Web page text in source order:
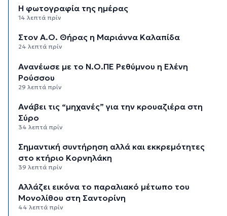
Η φωτογραφία της ημέρας
14 λεπτά πρίν
Στον Α.Ο. Θήρας η Μαριάννα Καλαπίδα
24 λεπτά πρίν
Ανανέωσε με το Ν.Ο.ΠΕ Ρεθύμνου η Ελένη
Ρούσσου
29 λεπτά πρίν
Ανάβει τις “μηχανές” για την κρουαζιέρα στη
Σύρο
34 λεπτά πρίν
Σημαντική συντήρηση αλλά και εκκρεμότητες
στο κτήριο Κορνηλάκη
39 λεπτά πρίν
Αλλάζει εικόνα το παραλιακό μέτωπο του
Μονολίθου στη Σαντορίνη
44 λεπτά πρίν